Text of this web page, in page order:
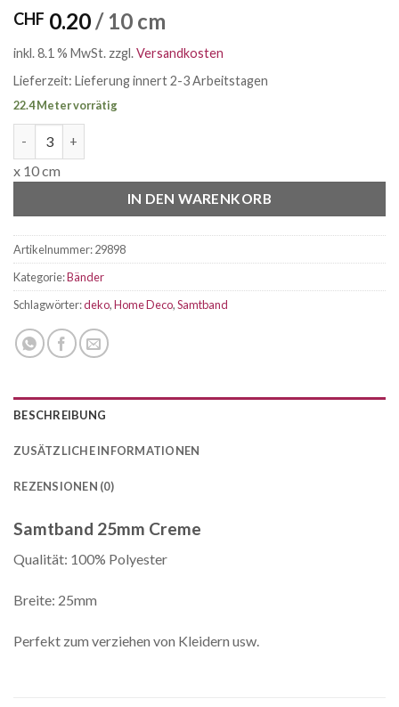
CHF 0.20/ 10 cm
inkl. 8.1 % MwSt. zzgl.Versandkosten
Lieferzeit: Lieferung innert 2-3 Arbeitstagen
22.4 Meter vorrätig
x 10 cm
IN DEN WARENKORB
Artikelnummer:29898
Kategorie:Bänder
Schlagwörter:deko,Home Deco,Samtband
BESCHREIBUNG
ZUSÄTZLICHE INFORMATIONEN
REZENSIONEN (0)
Samtband 25mm Creme
Qualität: 100% Polyester
Breite: 25mm
Perfekt zum verziehen von Kleidern usw.